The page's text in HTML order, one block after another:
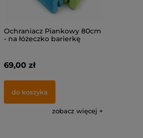
Ochraniacz Piankowy 80cm
- na łóżeczko barierkę
69,00 zł
do koszyka
zobacz więcej